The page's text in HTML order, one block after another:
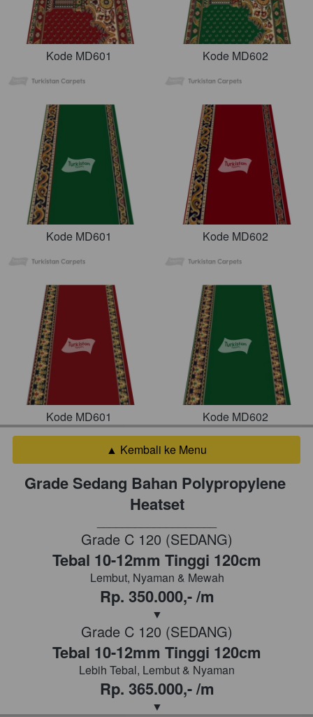
Kode MD601 Kode MD602
Kode MD601 Kode MD602
Kode MD601 Kode MD602
`▲ Kembali ke Menu
Grade Sedang Bahan Polypropylene
Heatset
Grade C 120 (SEDANG)
Tebal 10-12mm Tinggi 120cm
Lembut, Nyaman & Mewah
Rp. 350.000,- /m
▼
Grade C 120 (SEDANG)
Tebal 10-12mm Tinggi 120cm
Lebih Tebal, Lembut & Nyaman
Rp. 365.000,- /m
▼